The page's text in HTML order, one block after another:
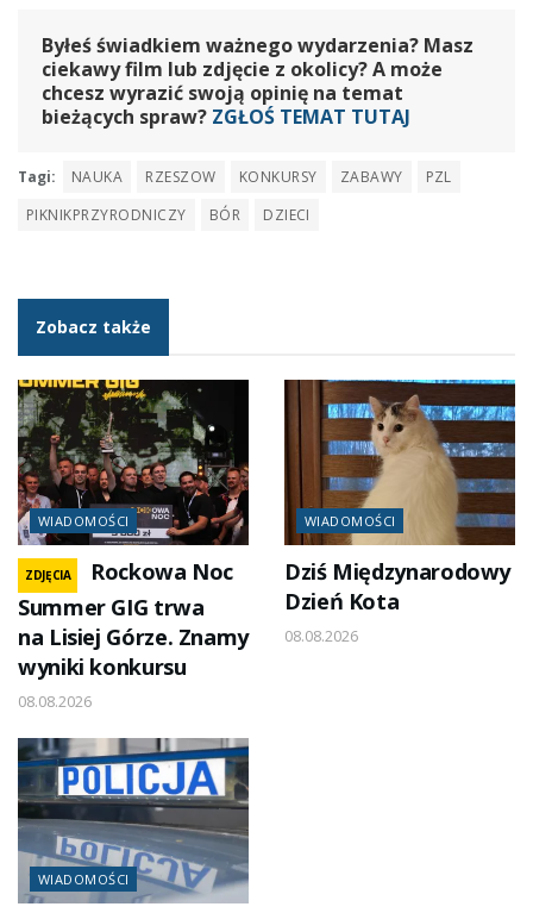
Byłeś świadkiem ważnego wydarzenia? Masz
ciekawy film lub zdjęcie z okolicy? A może
chcesz wyrazić swoją opinię na temat
bieżących spraw? ZGŁOŚ TEMAT TUTAJ
Tagi: NAUKA RZESZOW KONKURSY ZABAWY
PZL
PIKNIKPRZYRODNICZY
BÓR DZIECI
Zobacz także
WIADOMOŚCI
ZDJĘCIA
Rockowa Noc
Summer GIG trwa
na Lisiej Górze. Znamy
wyniki konkursu
08.08.2026
WIADOMOŚCI
Dziś Międzynarodowy
Dzień Kota
08.08.2026
WIADOMOŚCI